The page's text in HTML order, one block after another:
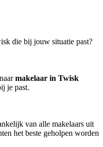
die bij jouw situatie past?
makelaar in Twisk
je past.
van alle makelaars uit
het beste geholpen worden